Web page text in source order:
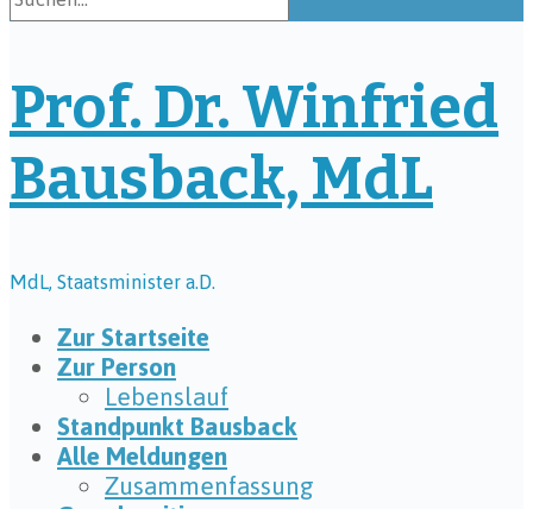
Prof. Dr. Winfried
Bausback, MdL
MdL, Staatsminister a.D.
Zur Startseite
Zur Person
Lebenslauf
Standpunkt Bausback
Alle Meldungen
Zusammenfassung